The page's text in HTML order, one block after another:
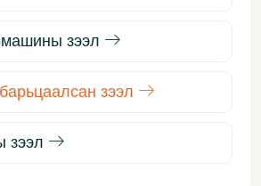
зээл
зээл
зээл